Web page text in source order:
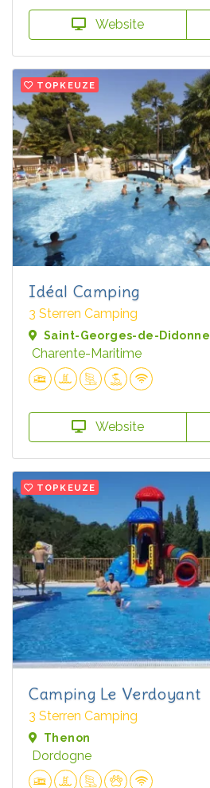
Website
TOPKEUZE
Idéal Camping
3 Sterren Camping
Saint-Georges-de-Didonne
Charente-Maritime
Website
TOPKEUZE
Camping Le Verdoyant
3 Sterren Camping
Thenon
Dordogne